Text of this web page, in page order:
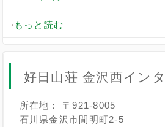
もっと読む
好日山荘 金沢西イン
所在地： 〒921-8005
石川県金沢市間明町2-5